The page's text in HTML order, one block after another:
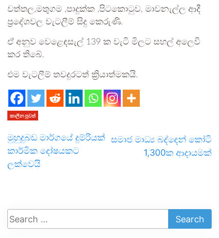
වත්තල,මතුගම ,පාදුක්ක ,පිටකොටුව, මාවනැල්ල ආදී
ප්‍රදේශවල වැටලීම් සිදු කෙරුණි.
ඒ අනුව වෙළෙඳසැල් 139 ක වැටි මිලට සහල් අලෙවි
කර තිබේ.
එම වැටලීම් තවදුරටත් ක්‍රියාත්මකයි.
කාලීන පුවත්
මුහුදුබඩ මාර්ගයේ දුම්රියක්
කාර්මික දෝෂයකට
ලක්වෙයි
සමාජ මාධ්‍ය බද්දෙන් කෝටි
1,300ක ආදායමක්